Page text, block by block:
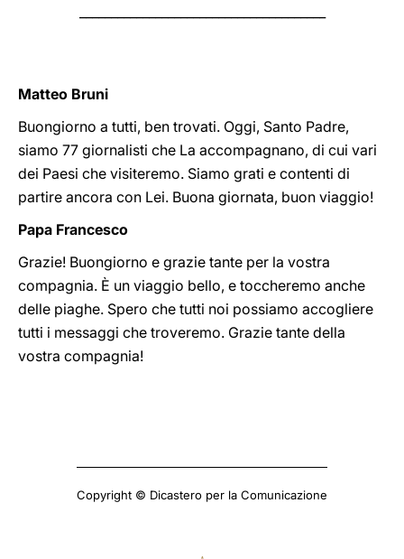
Matteo Bruni
Buongiorno a tutti, ben trovati. Oggi, Santo Padre,
siamo 77 giornalisti che La accompagnano, di cui vari
dei Paesi che visiteremo. Siamo grati e contenti di
partire ancora con Lei. Buona giornata, buon viaggio!
Papa Francesco
Grazie! Buongiorno e grazie tante per la vostra
compagnia. È un viaggio bello, e toccheremo anche
delle piaghe. Spero che tutti noi possiamo accogliere
tutti i messaggi che troveremo. Grazie tante della
vostra compagnia!
Copyright © Dicastero per la Comunicazione